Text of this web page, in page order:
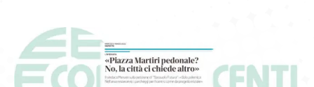
CATEGORIE SINDACALI
SERVIZI